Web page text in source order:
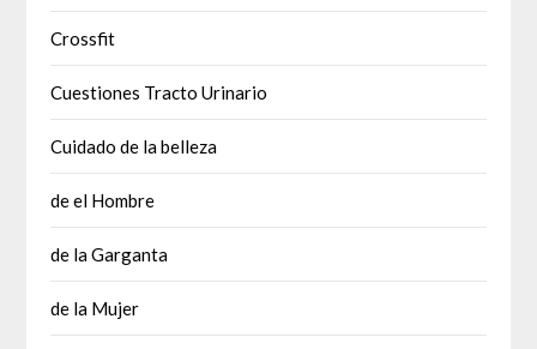
Crossfit
Cuestiones Tracto Urinario
Cuidado de la belleza
de el Hombre
de la Garganta
de la Mujer